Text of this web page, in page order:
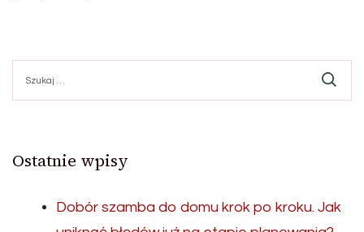
Ostatnie wpisy
Dobór szamba do domu krok po kroku. Jak